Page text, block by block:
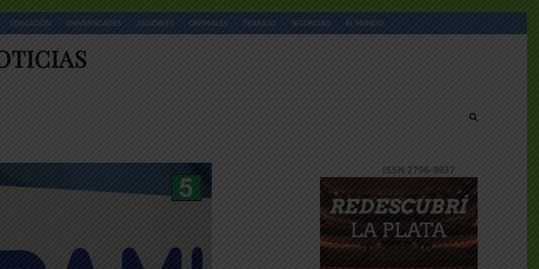
EDUCACIÓN UNIVERSIDADES JUDICIALES GREMIALES TRABAJO SEGURIDAD EL MUNDO
ISSN 2796-9037